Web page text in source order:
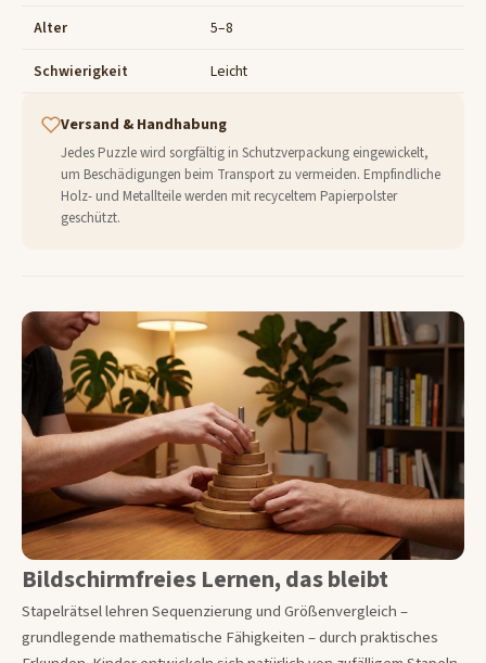
Alter 5–8
Schwierigkeit Leicht
Versand & Handhabung
Jedes Puzzle wird sorgfältig in Schutzverpackung eingewickelt,
um Beschädigungen beim Transport zu vermeiden. Empfindliche
Holz- und Metallteile werden mit recyceltem Papierpolster
geschützt.
Bildschirmfreies Lernen, das bleibt
Stapelrätsel lehren Sequenzierung und Größenvergleich –
grundlegende mathematische Fähigkeiten – durch praktisches